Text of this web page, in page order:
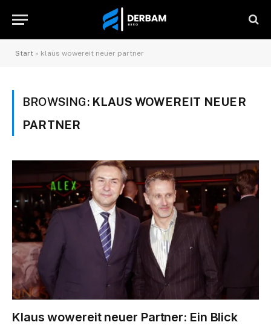
Start » klaus wowereit neuer partner
BROWSING: KLAUS WOWEREIT NEUER
PARTNER
Klaus wowereit neuer Partner: Ein Blick